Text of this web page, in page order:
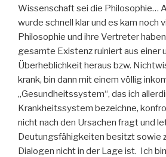
Wissenschaft sei die Philosophie…
wurde schnell klar und es kam noch
Philosophie und ihre Vertreter
gesamte Existenz ruiniert aus einer
Überheblichkeit heraus bzw.
krank, bin dann mit einem völlig
„Gesundheitssystem“, das ich
Krankheitssystem bezeichne,
nicht nach den Ursachen fragt und
Deutungsfähigkeiten besitzt sowie
Dialogen nicht in der Lage ist. Ich